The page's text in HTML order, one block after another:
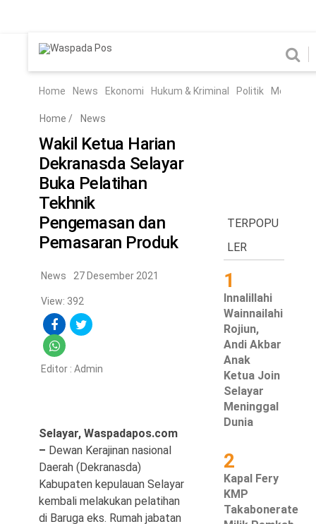
Ekonomi Hukum & Kriminal
Hiburan Pendidikan
Edukasi Tekno
Home
News
Ekonomi
Hukum & Kriminal
Politik
Hiburan
Pendidikan
Edukasi
Home News Ekonomi Hukum & Kriminal Politik Metro
Home / News
Wakil Ketua Harian
Dekranasda Selayar
Buka Pelatihan
Tekhnik
Pengemasan dan
Pemasaran Produk
News 27 Desember 2021
View: 392
Editor : Admin
Selayar, Waspadapos.com
– Dewan Kerajinan nasional
Daerah (Dekranasda)
Kabupaten kepulauan Selayar
kembali melakukan pelatihan
di Baruga eks. Rumah jabatan
TERPOPU
LER
1
Innalillahi
Wainnailahi
Rojiun,
Andi Akbar
Anak
Ketua Join
Selayar
Meninggal
Dunia
2
Kapal Fery
KMP
Takabonerate